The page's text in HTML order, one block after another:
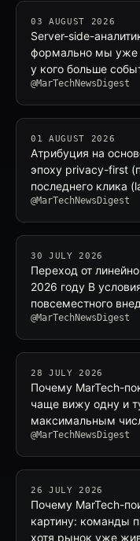
03 AUGUST 2026
Server-side-
формально мы уже
у кого больше
@MarTechNewsDigest
01 AUGUST 2026
Атрибуция на
эпоху privacy-first
последнего клика
@MarTechNewsDigest
30 JULY 2026
Переход от
2026 году В
повсеместного
@MarTechNewsDigest
28 JULY 2026
Почему MarTech-
чаще вижу одну и
максимальным
@MarTechNewsDigest
26 JULY 2026
Почему MarTech-
картину: команды
хотя рынок уже